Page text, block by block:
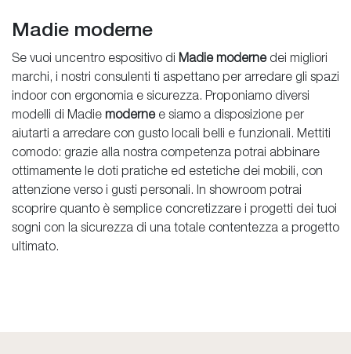
Madie moderne
Se vuoi uncentro espositivo di Madie modernedei migliori
marchi, i nostri consulenti ti aspettano per arredare gli spazi
indoor con ergonomia e sicurezza. Proponiamo diversi
modelli di Madie modernee siamo a disposizione per
aiutarti a arredare con gusto locali belli e funzionali. Mettiti
comodo: grazie alla nostra competenza potrai abbinare
ottimamente le doti pratiche ed estetiche dei mobili, con
attenzione verso i gusti personali. In showroom potrai
scoprire quanto è semplice concretizzare i progetti dei tuoi
sogni con la sicurezza di una totale contentezza a progetto
ultimato.